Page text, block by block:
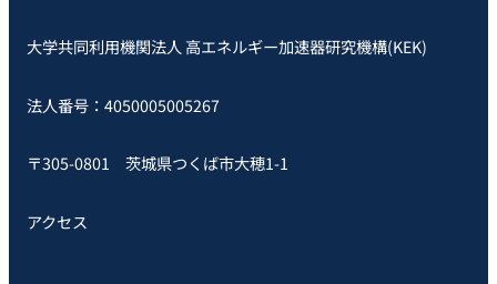
大学共同利用機関法人 高エネルギー加速器研究機構(KEK)
法人番号：4050005005267
〒305-0801 茨城県つくば市大穂1-1
アクセス